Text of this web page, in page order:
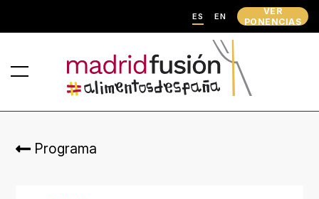
ES EN
VER
PONENCIAS
Programa